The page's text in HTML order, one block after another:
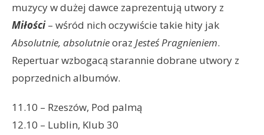
muzycy w dużej dawce zaprezentują utwory z
Miłości– wśród nich oczywiście takie hity jak
Absolutnie, absolutnieoraz Jesteś Pragnieniem.
Repertuar wzbogacą starannie dobrane utwory z
poprzednich albumów.
11.10 – Rzeszów, Pod palmą
12.10 – Lublin, Klub 30